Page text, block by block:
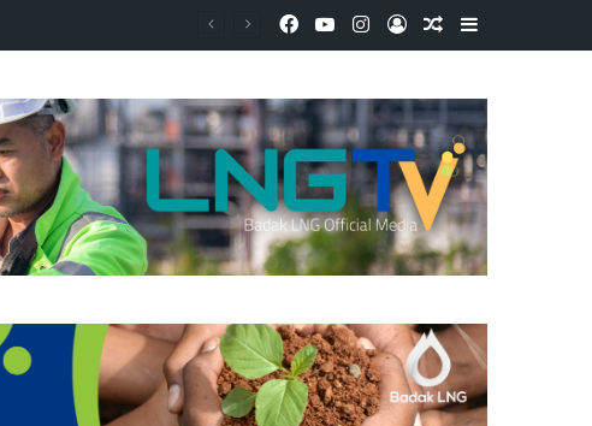
Facebook
YouTubeInstagram
Log InRandom Article
Sidebar